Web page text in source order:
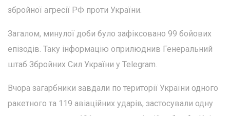
збройної агресії РФ проти України.
Загалом, минулої доби було зафіксовано 99 бойових
епізодів. Таку інформацію оприлюднив Генеральний
штаб Збройних Сил України у Telegram.
Вчора загарбники завдали по території України одного
ракетного та 119 авіаційних ударів, застосували одну